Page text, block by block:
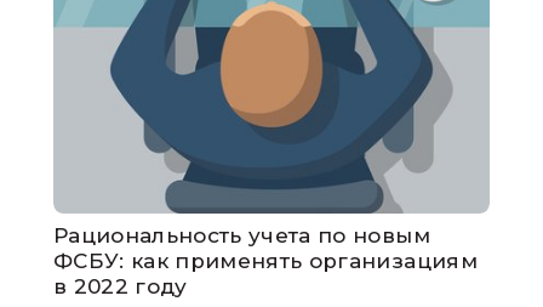
Рациональность учета по новым
ФСБУ: как применять организациям
в 2022 году